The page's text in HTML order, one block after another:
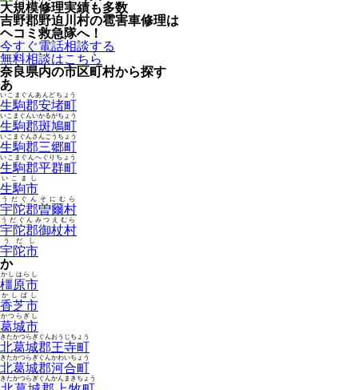
大規模修理実績も多数
吉野郡野迫川村の雹害車修理は
ヘコミ救急隊へ！
今すぐ電話相談する
無料相談はこちら
奈良県内の市区町村から探す
あ
生駒郡安堵町
いこまぐんあんどちょう
生駒郡斑鳩町
いこまぐんいかるがちょう
生駒郡三郷町
いこまぐんさんごうちょう
生駒郡平群町
いこまぐんへぐりちょう
生駒市
いこまし
宇陀郡曽爾村
うだぐんそにむら
宇陀郡御杖村
うだぐんみつえむら
宇陀市
うだし
か
橿原市
かしはらし
香芝市
かしばし
葛城市
かつらぎし
北葛城郡王寺町
きたかつらぎぐんおうじちょう
北葛城郡河合町
きたかつらぎぐんかわいちょう
きたかつらぎぐんかんまきちょう